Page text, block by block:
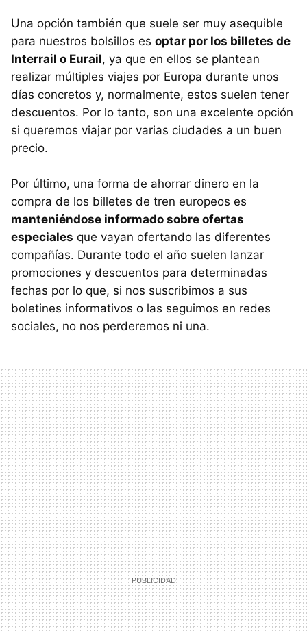
Una opción también que suele ser muy asequible
para nuestros bolsillos es optar por los billetes de
Interrail o Eurail, ya que en ellos se plantean
realizar múltiples viajes por Europa durante unos
días concretos y, normalmente, estos suelen tener
descuentos. Por lo tanto, son una excelente opción
si queremos viajar por varias ciudades a un buen
precio.
Por último, una forma de ahorrar dinero en la
compra de los billetes de tren europeos es
manteniéndose informado sobre ofertas
especiales que vayan ofertando las diferentes
compañías. Durante todo el año suelen lanzar
promociones y descuentos para determinadas
fechas por lo que, si nos suscribimos a sus
boletines informativos o las seguimos en redes
sociales, no nos perderemos ni una.